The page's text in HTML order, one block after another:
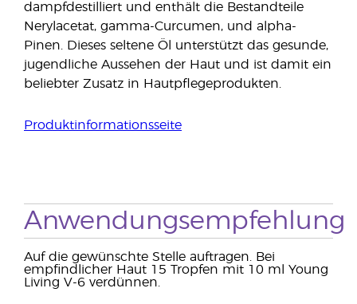
dampfdestilliert und enthält die Bestandteile
Nerylacetat, gamma-Curcumen, und alpha-
Pinen. Dieses seltene Öl unterstützt das gesunde,
jugendliche Aussehen der Haut und ist damit ein
beliebter Zusatz in Hautpflegeprodukten.
Produktinformationsseite
Anwendungsempfehlung
Auf die gewünschte Stelle auftragen. Bei
empfindlicher Haut 15 Tropfen mit 10 ml Young
Living V-6 verdünnen.